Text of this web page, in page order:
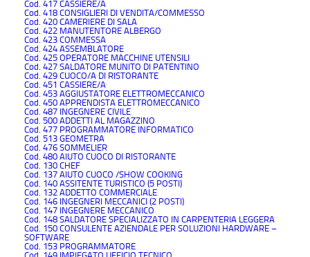
Cod. 417 CASSIERE/A
Cod. 418 CONSIGLIERI DI VENDITA/COMMESSO
Cod. 420 CAMERIERE DI SALA
Cod. 422 MANUTENTORE ALBERGO
Cod. 423 COMMESSA
Cod. 424 ASSEMBLATORE
Cod. 425 OPERATORE MACCHINE UTENSILI
Cod. 427 SALDATORE MUNITO DI PATENTINO
Cod. 429 CUOCO/A DI RISTORANTE
Cod. 451 CASSIERE/A
Cod. 453 AGGIUSTATORE ELETTROMECCANICO
Cod. 450 APPRENDISTA ELETTROMECCANICO
Cod. 487 INGEGNERE CIVILE
Cod. 500 ADDETTI AL MAGAZZINO
Cod. 477 PROGRAMMATORE INFORMATICO
Cod. 513 GEOMETRA
Cod. 476 SOMMELIER
Cod. 480 AIUTO CUOCO DI RISTORANTE
Cod. 130 CHEF
Cod. 137 AIUTO CUOCO /SHOW COOKING
Cod. 140 ASSITENTE TURISTICO (5 POSTI)
Cod. 132 ADDETTO COMMERCIALE
Cod. 146 INGEGNERI MECCANICI (2 POSTI)
Cod. 147 INGEGNERE MECCANICO
Cod. 148 SALDATORE SPECIALIZZATO IN CARPENTERIA LEGGERA
Cod. 150 CONSULENTE AZIENDALE PER SOLUZIONI HARDWARE –
SOFTWARE
Cod. 153 PROGRAMMATORE
Cod. 149 IMPIEGATO UFFICIO TECNICO